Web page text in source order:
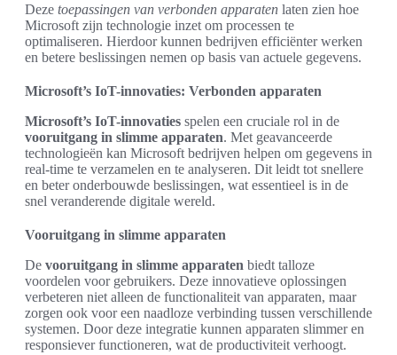
Deze toepassingen van verbonden apparaten laten zien hoe
Microsoft zijn technologie inzet om processen te
optimaliseren. Hierdoor kunnen bedrijven efficiënter werken
en betere beslissingen nemen op basis van actuele gegevens.
Microsoft’s IoT-innovaties: Verbonden apparaten
Microsoft’s IoT-innovaties spelen een cruciale rol in de
vooruitgang in slimme apparaten. Met geavanceerde
technologieën kan Microsoft bedrijven helpen om gegevens in
real-time te verzamelen en te analyseren. Dit leidt tot snellere
en beter onderbouwde beslissingen, wat essentieel is in de
snel veranderende digitale wereld.
Vooruitgang in slimme apparaten
De vooruitgang in slimme apparaten biedt talloze
voordelen voor gebruikers. Deze innovatieve oplossingen
verbeteren niet alleen de functionaliteit van apparaten, maar
zorgen ook voor een naadloze verbinding tussen verschillende
systemen. Door deze integratie kunnen apparaten slimmer en
responsiever functioneren, wat de productiviteit verhoogt.